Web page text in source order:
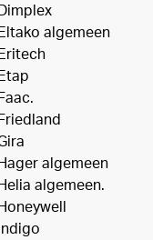
algemeen
algemeen
algemeen.